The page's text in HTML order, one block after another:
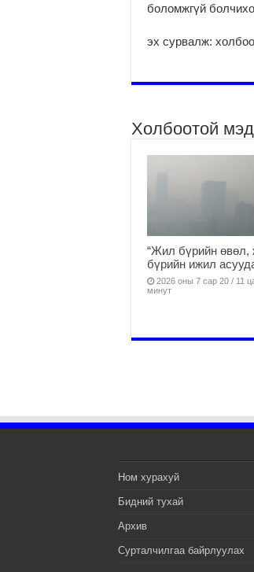
боломжгүй
эх сурвалж:
Холбоотой
“Жил бүрийн өвөл,
бүрийн ижил
2026 оны 7 сар 20 / 11
минут
Ном хурахуй
Бидний тухай
Архив
Сурталчилгаа байрлуулах